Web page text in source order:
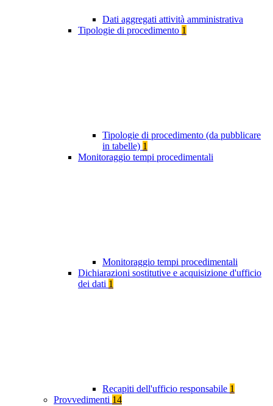
Dati aggregati attività amministrativa
Tipologie di procedimento 1
Tipologie di procedimento (da pubblicare
in tabelle) 1
Monitoraggio tempi procedimentali
Monitoraggio tempi procedimentali
Dichiarazioni sostitutive e acquisizione d'ufficio
dei dati 1
Recapiti dell'ufficio responsabile 1
Provvedimenti 14